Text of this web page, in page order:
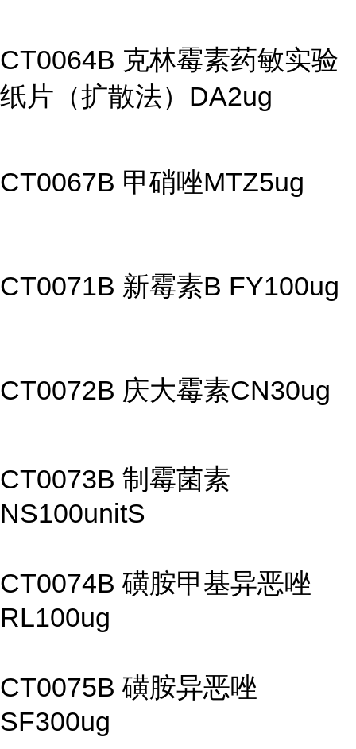
CT0064B 克林霉素药敏实验
纸片（扩散法）DA2ug
CT0067B 甲硝唑MTZ5ug
CT0071B 新霉素B FY100ug
CT0072B 庆大霉素CN30ug
CT0073B 制霉菌素
NS100unitS
CT0074B 磺胺甲基异恶唑
RL100ug
CT0075B 磺胺异恶唑
SF300ug